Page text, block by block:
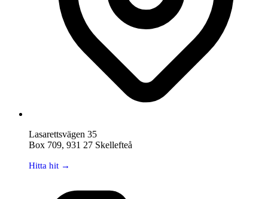
Lasarettsvägen 35
Box 709, 931 27 Skellefteå
Hitta hit →